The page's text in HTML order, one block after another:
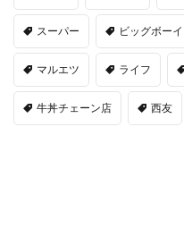
スーパー ビッグボーイ
マルエツ ライフ
牛丼チェーン店 西友